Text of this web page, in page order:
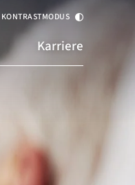
Karriere
KONTRASTMODUS